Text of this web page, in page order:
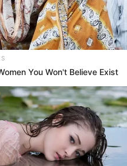
dua fungsi sekaligus,
beristirahat,
nongkrong
You Won't Believe Exist